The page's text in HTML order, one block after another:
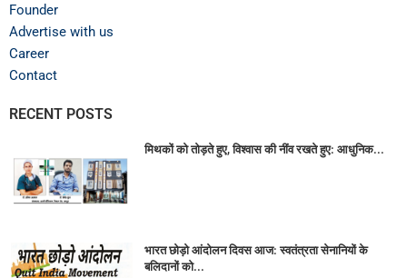
Founder
Advertise with us
Career
Contact
RECENT POSTS
मिथकों को तोड़ते हुए, विश्वास की नींव रखते हुए: आधुनिक...
भारत छोड़ो आंदोलन दिवस आज: स्वतंत्रता सेनानियों के
बलिदानों को...